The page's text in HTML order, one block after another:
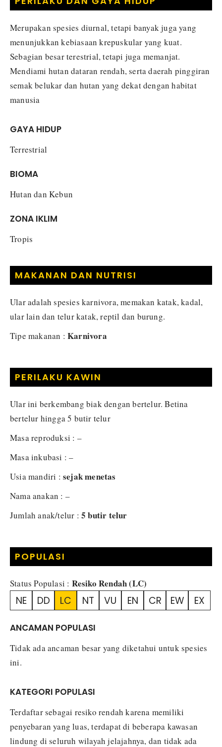
Merupakan spesies diurnal, tetapi banyak juga yang
menunjukkan kebiasaan krepuskular yang kuat.
Sebagian besar terestrial, tetapi juga memanjat.
Mendiami hutan dataran rendah, serta daerah pinggiran
semak belukar dan hutan yang dekat dengan habitat
manusia
GAYA HIDUP
Terrestrial
BIOMA
Hutan dan Kebun
ZONA IKLIM
Tropis
MAKANAN DAN NUTRISI
Ular adalah spesies karnivora, memakan katak, kadal,
ular lain dan telur katak, reptil dan burung.
Tipe makanan : Karnivora
PERILAKU KAWIN
Ular ini berkembang biak dengan bertelur. Betina
bertelur hingga 5 butir telur
Masa reproduksi : –
Masa inkubasi : –
Usia mandiri : sejak menetas
Nama anakan : –
Jumlah anak/telur : 5 butir telur
POPULASI
Status Populasi : Resiko Rendah (LC)
NE DD LC NT VU EN CR EW EX
ANCAMAN POPULASI
Tidak ada ancaman besar yang diketahui untuk spesies
ini.
KATEGORI POPULASI
Terdaftar sebagai resiko rendah karena memiliki
penyebaran yang luas, terdapat di beberapa kawasan
lindung di seluruh wilayah jelajahnya, dan tidak ada